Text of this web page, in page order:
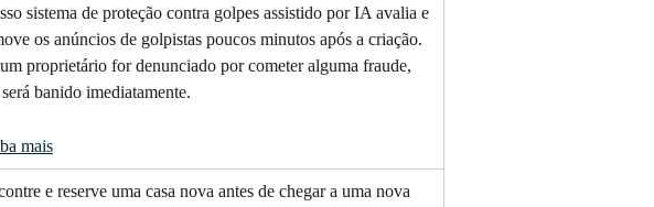
sistema de proteção contra golpes assistido por IA avalia e
os anúncios de golpistas poucos minutos após a criação.
proprietário for denunciado por cometer alguma fraude,
banido imediatamente.
mais
e reserve uma casa nova antes de chegar a uma nova